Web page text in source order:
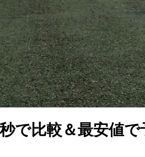
で比較＆最安値で